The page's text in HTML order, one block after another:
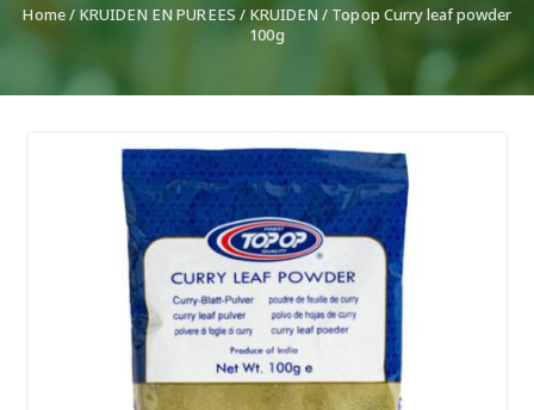
Home/ KRUIDEN EN PUREES / KRUIDEN / Topop Curry leaf powder
100g